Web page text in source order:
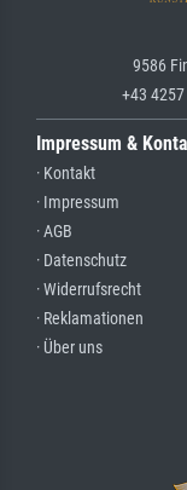
9586
+43
Impressum &
· Kontakt
· Impressum
· AGB
· Datenschutz
· Widerrufsrecht
· Reklamationen
· Über uns